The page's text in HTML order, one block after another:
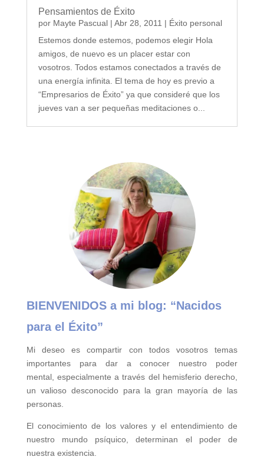
Pensamientos de Éxito
por Mayte Pascual| Abr 28, 2011 | Éxito personal
Estemos donde estemos, podemos elegir Hola
amigos, de nuevo es un placer estar con
vosotros. Todos estamos conectados a través de
una energía infinita. El tema de hoy es previo a
“Empresarios de Éxito” ya que consideré que los
jueves van a ser pequeñas meditaciones o...
BIENVENIDOS a mi blog: “Nacidos
para el Éxito”
Mi deseo es compartir con todos vosotros temas
importantes para
dar a conocer nuestro poder
mental, especialmente a través del hemisferio derecho,
un valioso desconocido para la gran mayoría de las
personas.
El conocimiento de los valores y el entendimiento de
nuestro mundo psíquico, determinan el poder de
nuestra existencia.